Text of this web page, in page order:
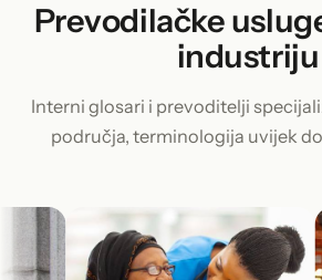
Prevodilačke
industriju
Interni glosari i prevoditelji
područja, terminologija uvijek